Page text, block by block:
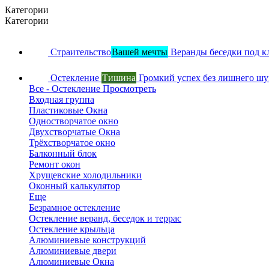
Категории
Категории
СтраительствоВашей мечты Веранды беседки под
Остекление Тишина Громкий успех без лишнего
Все - Остекление Просмотреть
Входная группа
Пластиковые Окна
Одностворчатое окно
Двухстворчатые Окна
Трёхстворчатое окно
Балконный блок
Ремонт окон
Хрущевские холодильники
Оконный калькулятор
Еще
Безрамное остекление
Остекление веранд, беседок и террас
Остекление крыльца
Алюминиевые конструкций
Алюминиевые двери
Алюминиевые Окна